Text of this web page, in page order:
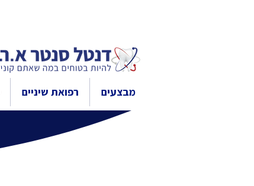
מבצעים רפואת שיניים